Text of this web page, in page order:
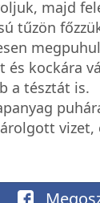
majd
tűzön
és kockára
a tésztát is.
vizet,